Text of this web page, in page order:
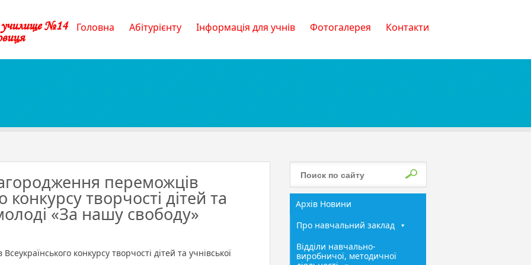
училище №14 Головна Абітурієнту Інформація для учнів Фотогалерея Контакти
переможців
конкурсу творчості дітей та
«За нашу свободу»
конкурсу творчості дітей та учнівської
Архів Новини
Про навчальний заклад
Відділи навчально-
виробничої, методичної